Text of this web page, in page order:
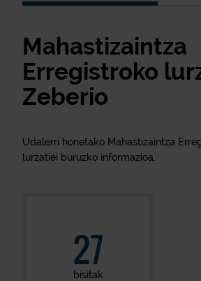
Mahastizaintza
Erregistroko
Zeberio
Udalerri honetako Mahastizaintza
lurzatiei buruzko informazioa.
27
bisitak